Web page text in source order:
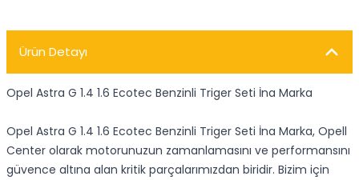
Ürün Detayı
Opel Astra G 1.4 1.6 Ecotec Benzinli Triger Seti İna Marka
Opel Astra G 1.4 1.6 Ecotec Benzinli Triger Seti İna Marka, Opell
Center olarak motorunuzun zamanlamasını ve performansını
güvence altına alan kritik parçalarımızdan biridir. Bizim için